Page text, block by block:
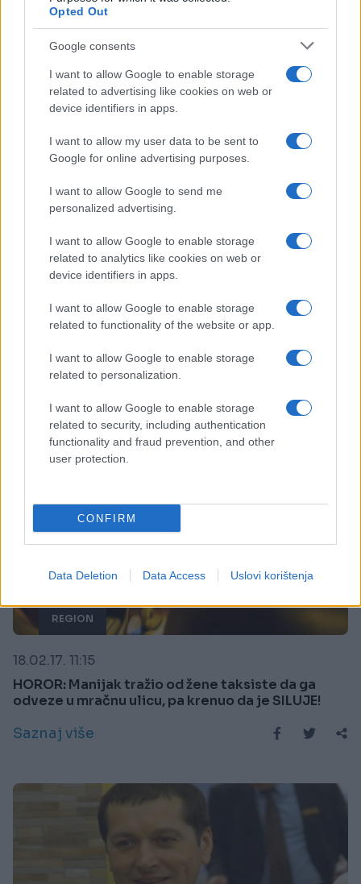
Opted Out
Google consents
I want to allow Google to enable storage
related to advertising like cookies on web or
device identifiers in apps.
I want to allow my user data to be sent to
Google for online advertising purposes.
I want to allow Google to send me
personalized advertising.
I want to allow Google to enable storage
related to analytics like cookies on web or
device identifiers in apps.
I want to allow Google to enable storage
related to functionality of the website or app.
I want to allow Google to enable storage
related to personalization.
I want to allow Google to enable storage
related to security, including authentication
functionality and fraud prevention, and other
user protection.
CONFIRM
Data Deletion Data Access Uslovi korištenja
KIOSK
Mrzit ćete ovu curu kad vidite šta je radila
taksisti: 'Ti si samo je*eni vozač, istući ću te'
Saznaj više
REGION
18.02.17. 11:15
HOROR: Manijak tražio od žene taksiste da ga
odveze u mračnu ulicu, pa krenuo da je SILUJE!
Saznaj više